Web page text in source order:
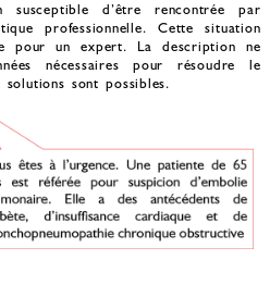
susceptible d’être rencontrée par
professionnelle. Cette situation
pour un expert. La description ne
nécessaires pour résoudre le
sont possibles.